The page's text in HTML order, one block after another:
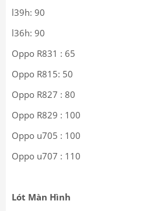
l39h: 90
l36h: 90
Oppo R831 : 65
Oppo R815: 50
Oppo R827 : 80
Oppo R829 : 100
Oppo u705 : 100
Oppo u707 : 110
Lót Màn Hình